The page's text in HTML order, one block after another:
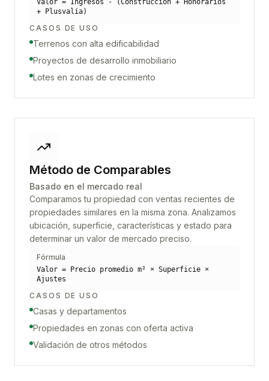
Valor = Ingresos - (Construcción + Honorarios
+ Plusvalía)
CASOS DE USO
Terrenos con alta edificabilidad
Proyectos de desarrollo inmobiliario
Lotes en zonas de crecimiento
Método de Comparables
Basado en el mercado real
Comparamos tu propiedad con ventas recientes de
propiedades similares en la misma zona. Analizamos
ubicación, superficie, características y estado para
determinar un valor de mercado preciso.
Fórmula
Valor = Precio promedio m² × Superficie ×
Ajustes
CASOS DE USO
Casas y departamentos
Propiedades en zonas con oferta activa
Validación de otros métodos